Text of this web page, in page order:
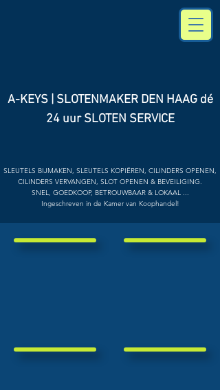
A-KEYS | SLOTENMAKER DEN HAAGdé
24 uur SLOTEN SERVICE
SLEUTELS BIJMAKEN, SLEUTELS KOPIËREN, CILINDERS OPENEN,
CILINDERS VERVANGEN, SLOT OPENEN & BEVEILIGING.
SNEL, GOEDKOOP, BETROUWBAAR & LOKAAL ...
Ingeschreven in de Kamer van Koophandel!